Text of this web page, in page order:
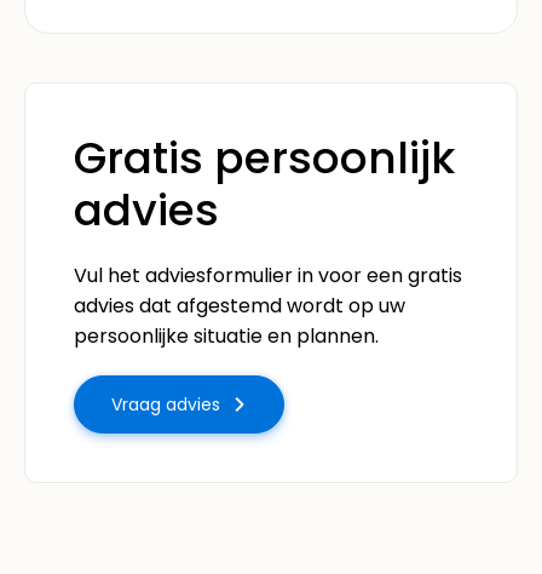
Gratis persoonlijk
advies
Vul het adviesformulier in voor een gratis
advies dat afgestemd wordt op uw
persoonlijke situatie en plannen.
Vraag advies